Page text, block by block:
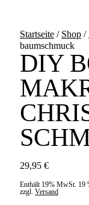
Startseite / Shop /
baum­schmuck
DIY
29,95 €
Enthält 19% MwSt. 19
zzgl. Versand